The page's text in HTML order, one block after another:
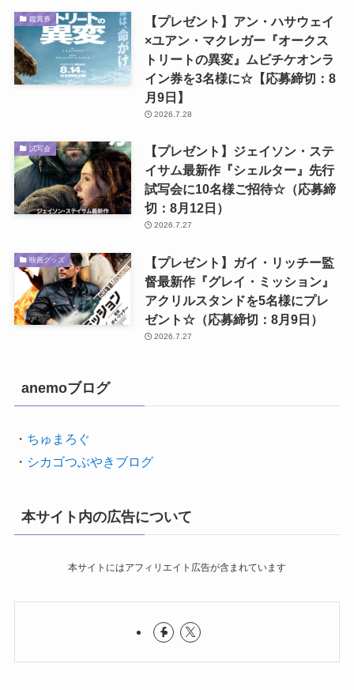
鑑賞券
【プレゼント】アン・ハサウェイ
×ユアン・マクレガー『オークス
トリートの異変』ムビチケオンラ
イン券を3名様に☆【応募締切：8
月9日】
2026.7.28
試写会
【プレゼント】ジェイソン・ステ
イサム最新作『シェルター』先行
試写会に10名様ご招待☆（応募締
切：8月12日）
2026.7.27
映画グッズ
【プレゼント】ガイ・リッチー監
督最新作『グレイ・ミッション』
アクリルスタンドを5名様にプレ
ゼント☆（応募締切：8月9日）
2026.7.27
anemoブログ
・ ちゅまろぐ
・ シカゴつぶやきブログ
本サイト内の広告について
本サイトにはアフィリエイト広告が含まれています